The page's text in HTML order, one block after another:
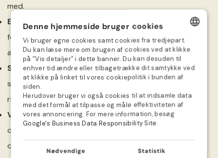
med.
Brug: Anvend kokosmulden i potter og krukker, til
forspiring eller som jordforbedring i haven eller på
altanen.
Såning:Så frø direkte i den fugtige kokosmuld. Den rene
sammensætning giver frøene en god start og mindsker
risikoen for sygdomme.
Vanding: Hold jorden jævnt fugtig med undgå
overvanding. Kokosmuld dræner godt og forebygger
overvanding, hvilket bidrager til sunde og veludviklede
DANISH
GERMAN
SWEDISH
NORWEGIAN
DUTCH
Denne hjemmeside bruger cookies
Vi bruger egne cookies samt cookies fra tredjepart.
Du kan læse mere om brugen af cookies ved at klikke
på ”Vis detaljer” i dette banner. Du kan desuden til
enhver tid ændre eller tilbagetrække dit samtykke ved
at klikke på linket til vores cookiepolitik i bunden af
siden.
Herudover bruger vi også cookies til at indsamle data
med det formål at tilpasse og måle effektiviteten af
vores annoncering. For mere information, besøg
Google's Business Data Responsibility Site.
Nødvendige Statistik